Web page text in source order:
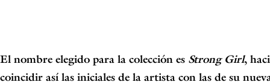
El nombre elegido para la colección es Strong Girl,
coincidir así las iniciales de la artista con las de su